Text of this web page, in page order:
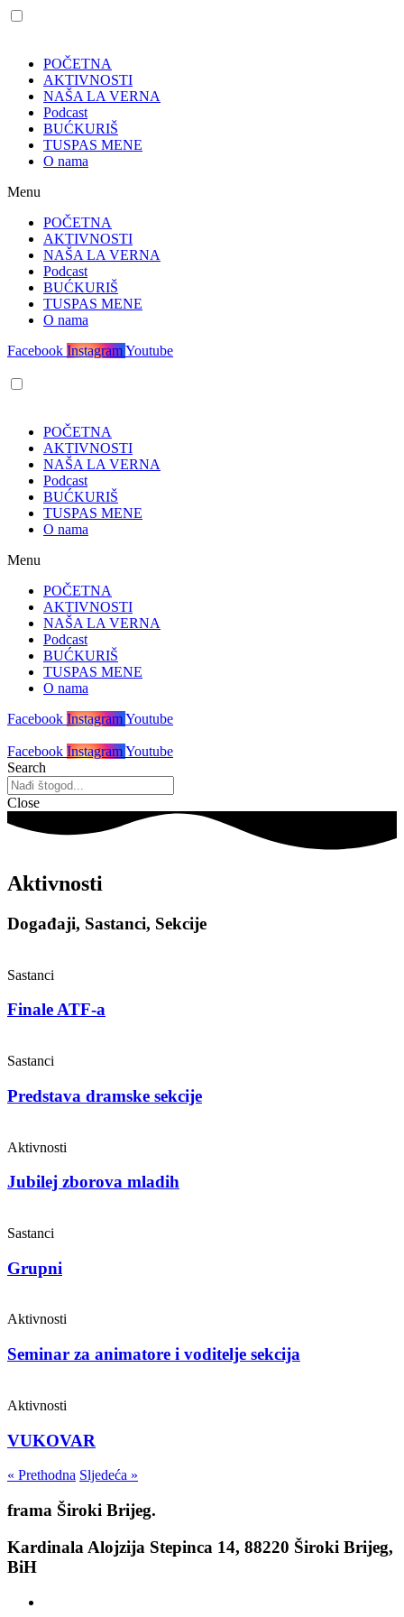
POČETNA
AKTIVNOSTI
NAŠA LA VERNA
Podcast
BUĆKURIŠ
TUSPAS MENE
O nama
Menu
POČETNA
AKTIVNOSTI
NAŠA LA VERNA
Podcast
BUĆKURIŠ
TUSPAS MENE
O nama
Facebook InstagramYoutube
POČETNA
AKTIVNOSTI
NAŠA LA VERNA
Podcast
BUĆKURIŠ
TUSPAS MENE
O nama
Menu
POČETNA
AKTIVNOSTI
NAŠA LA VERNA
Podcast
BUĆKURIŠ
TUSPAS MENE
O nama
Facebook InstagramYoutube
Facebook InstagramYoutube
Search
Close
Aktivnosti
Događaji, Sastanci, Sekcije
Sastanci
Finale ATF-a
Sastanci
Predstava dramske sekcije
Aktivnosti
Jubilej zborova mladih
Sastanci
Grupni
Aktivnosti
Seminar za animatore i voditelje sekcija
Aktivnosti
VUKOVAR
« Prethodna Sljedeća »
frama Široki Brijeg.
Kardinala Alojzija Stepinca 14, 88220 Široki Brijeg,
BiH